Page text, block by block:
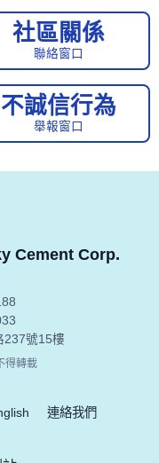
行可能必要的配合措施。
站使用者或相關第三人之
為了辨識、聯絡或對該人
之個人資料。
人同意或符合以下情形
檔案。
網站之資料或電子郵件給
隨時停止接收這些資料或
之個人資料將不會運用於
社區關係
聯絡窗口
不誠信行為
舉報窗口
Cement Corp.
237號15樓
得轉載
連絡我們